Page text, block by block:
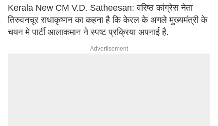
Kerala New CM V.D. Satheesan: वरिष्ठ कांग्रेस नेता
तिरुवनचूर राधाकृष्णन का कहना है कि केरल के अगले मुख्यमंत्री के
चयन मे पार्टी आलाकमान ने स्पष्ट प्रक्रिया अपनाई है.
Advertisement